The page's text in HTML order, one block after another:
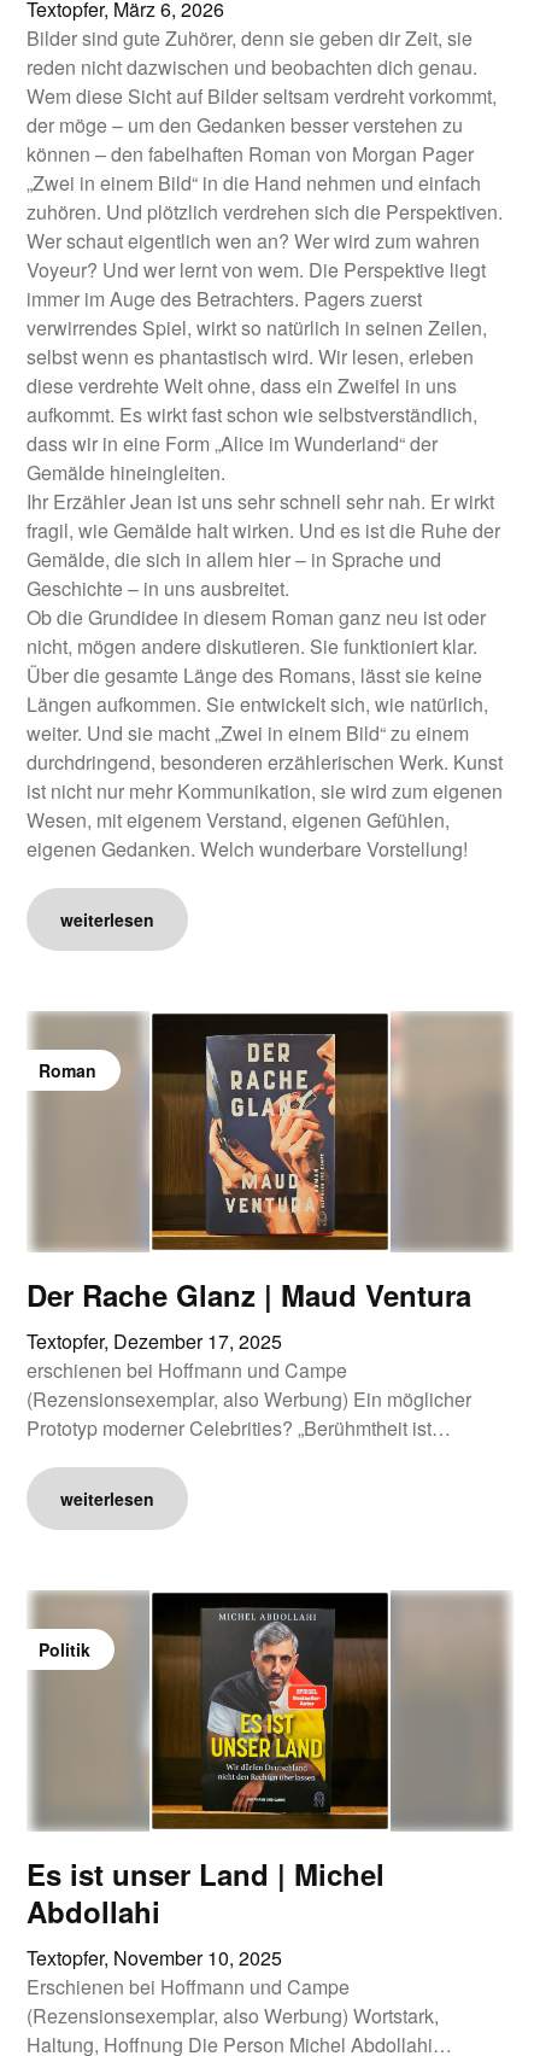
Textopfer, März 6, 2026
Bilder sind gute Zuhörer, denn sie geben dir Zeit, sie
reden nicht dazwischen und beobachten dich genau.
Wem diese Sicht auf Bilder seltsam verdreht vorkommt,
der möge – um den Gedanken besser verstehen zu
können – den fabelhaften Roman von Morgan Pager
„Zwei in einem Bild“ in die Hand nehmen und einfach
zuhören. Und plötzlich verdrehen sich die Perspektiven.
Wer schaut eigentlich wen an? Wer wird zum wahren
Voyeur? Und wer lernt von wem. Die Perspektive liegt
immer im Auge des Betrachters. Pagers zuerst
verwirrendes Spiel, wirkt so natürlich in seinen Zeilen,
selbst wenn es phantastisch wird. Wir lesen, erleben
diese verdrehte Welt ohne, dass ein Zweifel in uns
aufkommt. Es wirkt fast schon wie selbstverständlich,
dass wir in eine Form „Alice im Wunderland“ der
Gemälde hineingleiten.
Ihr Erzähler Jean ist uns sehr schnell sehr nah. Er wirkt
fragil, wie Gemälde halt wirken. Und es ist die Ruhe der
Gemälde, die sich in allem hier – in Sprache und
Geschichte – in uns ausbreitet.
Ob die Grundidee in diesem Roman ganz neu ist oder
nicht, mögen andere diskutieren. Sie funktioniert klar.
Über die gesamte Länge des Romans, lässt sie keine
Längen aufkommen. Sie entwickelt sich, wie natürlich,
weiter. Und sie macht „Zwei in einem Bild“ zu einem
durchdringend, besonderen erzählerischen Werk. Kunst
ist nicht nur mehr Kommunikation, sie wird zum eigenen
Wesen, mit eigenem Verstand, eigenen Gefühlen,
eigenen Gedanken. Welch wunderbare Vorstellung!
weiterlesen
Roman
Der Rache Glanz | Maud Ventura
Textopfer, Dezember 17, 2025
erschienen bei Hoffmann und Campe
(Rezensionsexemplar, also Werbung) Ein möglicher
Prototyp moderner Celebrities? „Berühmtheit ist…
weiterlesen
Politik
Es ist unser Land | Michel
Abdollahi
Textopfer, November 10, 2025
Erschienen bei Hoffmann und Campe
(Rezensionsexemplar, also Werbung) Wortstark,
Haltung, Hoffnung Die Person Michel Abdollahi…